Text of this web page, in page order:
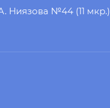
Ниязова №44 (11 мкр.)